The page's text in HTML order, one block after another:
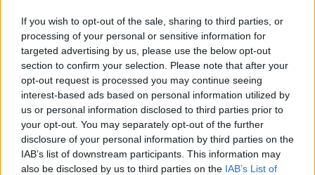
If you wish to opt-out of the sale, sharing to third parties, or
processing of your personal or sensitive information for
targeted advertising by us, please use the below opt-out
section to confirm your selection. Please note that after your
opt-out request is processed you may continue seeing
interest-based ads based on personal information utilized by
us or personal information disclosed to third parties prior to
your opt-out. You may separately opt-out of the further
disclosure of your personal information by third parties on the
IAB’s list of downstream participants. This information may
also be disclosed by us to third parties on the IAB’s List of
ΠΑΟΚ και τη σεζόν 2023-24. Για 11η χρονιά στα
ασπρόμαυρα!!!
Ρέκορντμαν συμμετοχών με τον ΠΑΟΚ, τα τελευταία 30
χρόνια. Έχει αγωνιστεί περισσότερες σεζόν με τη φανέλα
του ΠΑΟΚ από οποιονδήποτε άλλο παίκτη εδώ και 40
περίπου χρόνια. Και το κοντέρ θα συνεχίσει να
καταγράφει όλους εκείνους τους αριθμούς που συνιστούν
ιστορικές επιδόσεις!